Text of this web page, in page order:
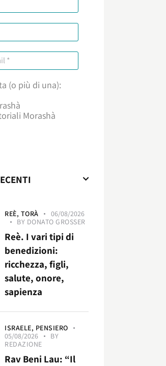
(o più di una):
Morashà
REÈ, TORÀ
06/08/2026
BY DONATO GROSSER
Reè. I vari tipi di
benedizioni:
ricchezza, figli,
salute, onore,
sapienza
ISRAELE, PENSIERO
05/08/2026
BY
REDAZIONE
Rav Beni Lau: “Il